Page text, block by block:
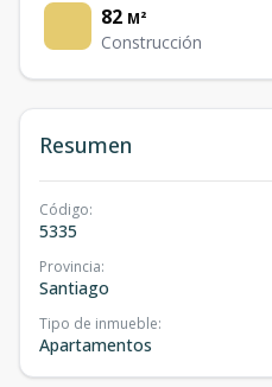
82 M²
Construcción
Resumen
Código:
5335
Provincia:
Santiago
Tipo de inmueble:
Apartamentos